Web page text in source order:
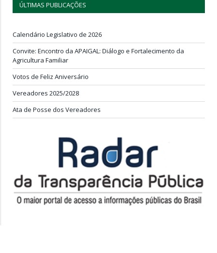
ÚLTIMAS PUBLICAÇÕES
Calendário Legislativo de 2026
Convite: Encontro da APAIGAL: Diálogo e Fortalecimento da
Agricultura Familiar
Votos de Feliz Aniversário
Vereadores 2025/2028
Ata de Posse dos Vereadores